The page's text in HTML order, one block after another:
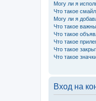
Могу ли я
Что такое
Могу ли я
Что такое
Что такое
Что такое
Что такое
Что такое
Вход на